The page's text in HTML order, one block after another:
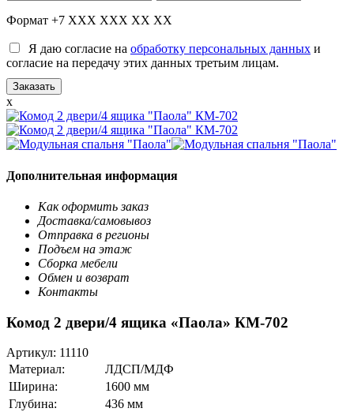
Формат +7 XXX XXX XX XX
Я даю согласие на обработку персональных данных и
согласие на передачу этих данных третьим лицам.
x
Дополнительная информация
Как оформить заказ
Доставка/самовывоз
Отправка в регионы
Подъем на этаж
Сборка мебели
Обмен и возврат
Контакты
Комод 2 двери/4 ящика «Паола» КМ-702
Артикул: 11110
Материал:
ЛДСП/МДФ
Ширина:
1600 мм
Глубина:
436 мм